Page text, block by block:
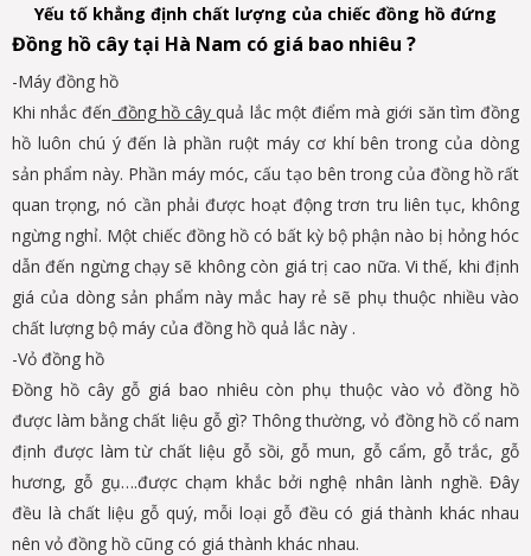
Yếu tố khẳng định chất lượng của chiếc đồng hồ đứng
Đồng hồ cây tại Hà Nam có giá bao nhiêu ?
-Máy đồng hồ
Khi nhắc đến đồng hồ câyquả lắc một điểm mà giới săn tìm đồng
hồ luôn chú ý đến là phần ruột máy cơ khí bên trong của dòng
sản phẩm này. Phần máy móc, cấu tạo bên trong của đồng hồ rất
quan trọng, nó cần phải được hoạt động trơn tru liên tục, không
ngừng nghỉ. Một chiếc đồng hồ có bất kỳ bộ phận nào bị hỏng hóc
dẫn đến ngừng chạy sẽ không còn giá trị cao nữa. Vi thế, khi định
giá của dòng sản phẩm này mắc hay rẻ sẽ phụ thuộc nhiều vào
chất lượng bộ máy của đồng hồ quả lắc này .
-Vỏ đồng hồ
Đồng hồ cây gỗ giá bao nhiêu còn phụ thuộc vào vỏ đồng hồ
được làm bằng chất liệu gỗ gì? Thông thường, vỏ đồng hồ cổ nam
định được làm từ chất liệu gỗ sồi, gỗ mun, gỗ cẩm, gỗ trắc, gỗ
hương, gỗ gụ….được chạm khắc bởi nghệ nhân lành nghề. Đây
đều là chất liệu gỗ quý, mỗi loại gỗ đều có giá thành khác nhau
nên vỏ đồng hồ cũng có giá thành khác nhau.